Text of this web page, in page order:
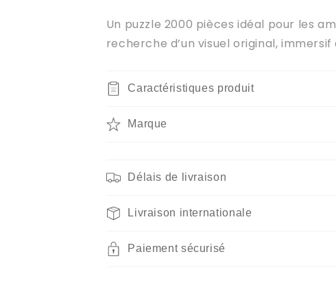
Un puzzle 2000 pièces idéal pour les
recherche d’un visuel original,
Caractéristiques produit
Marque
Délais de livraison
Livraison internationale
Paiement sécurisé